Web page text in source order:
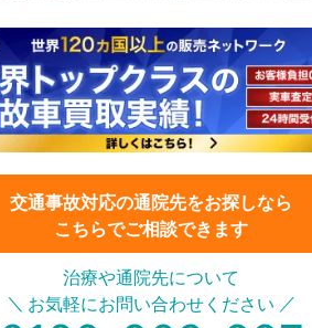
交通事故対応の通院先をお探しなら
こちらでご相談できます
＼ ／
治療や通院先について
お気軽にお問い合わせください